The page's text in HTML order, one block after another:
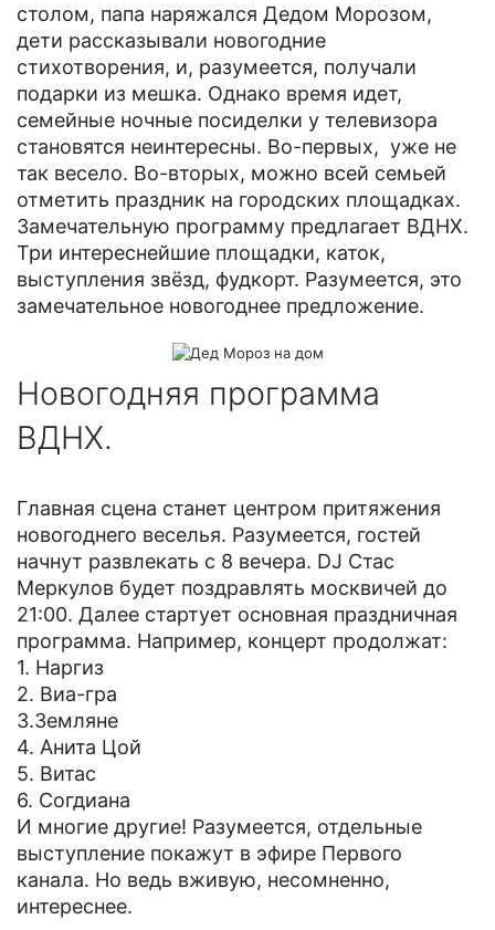
столом, папа наряжался Дедом Морозом,
дети рассказывали новогодние
стихотворения, и, разумеется, получали
подарки из мешка. Однако время идет,
семейные ночные посиделки у телевизора
становятся неинтересны. Во-первых, уже не
так весело. Во-вторых, можно всей семьей
отметить праздник на городских площадках.
Замечательную программу предлагает ВДНХ.
Три интереснейшие площадки, каток,
выступления звёзд, фудкорт. Разумеется, это
замечательное новогоднее предложение.
Новогодняя программа
ВДНХ.
Главная сцена станет центром притяжения
новогоднего веселья. Разумеется, гостей
начнут развлекать с 8 вечера. DJ Стас
Меркулов будет поздравлять москвичей до
21:00. Далее стартует основная праздничная
программа. Например, концерт продолжат:
1. Наргиз
2. Виа-гра
3.Земляне
4. Анита Цой
5. Витас
6. Согдиана
И многие другие! Разумеется, отдельные
выступление покажут в эфире Первого
канала. Но ведь вживую, несомненно,
интереснее.